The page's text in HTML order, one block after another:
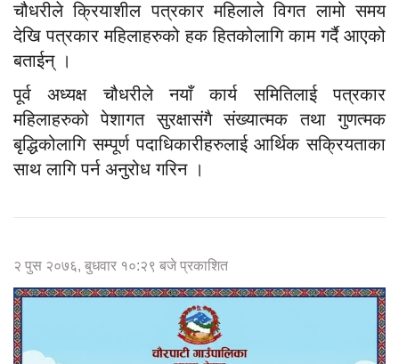
चौधरीले क्रियाशील पत्रकार महिलाले विगत लामो समय
देखि पत्रकार महिलाहरुको हक हितकोलागि काम गर्दै आएको
बताईन् ।
पूर्व अध्यक्ष चौधरीले नयाँ कार्य समितिलाई पत्रकार
महिलाहरुको पेशागत सुरक्षासंगै संख्यात्मक तथा गुणत्मक
बृद्धिकोलागि सम्पूर्ण पदाधिकारीहरुलाई आर्थिक सक्रियताका
साथ लागि पर्न अनुरोध गरिन ।
२ पुस २०७६, बुधवार १०:२९ बजे प्रकाशित